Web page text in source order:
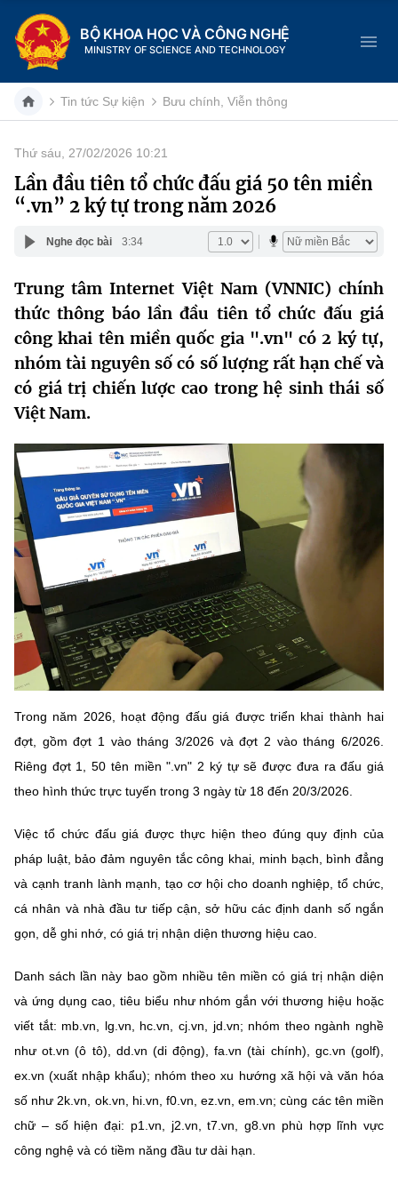
BỘ KHOA HỌC VÀ CÔNG NGHỆ
MINISTRY OF SCIENCE AND TECHNOLOGY
Danh mục
Trang chủ
Giới thiệu
Chức năng nhiệm vụ
Cơ cấu tổ chức
Lịch sử phát triển
Sở Khoa học và Công nghệ
Tin tức sự kiện
Khoa học và Công nghệ
Đổi mới sáng tạo
Chuyển đổi số
Bưu chính, Viễn thông
Sở hữu trí tuệ
Tiêu chuẩn, đo lường, chất lượng
Năng lượng nguyên tử
Tin tổng hợp
Tin địa phương
Dịch vụ công
Hệ thống văn bản
Văn bản QPPL
Văn bản chỉ đạo điều hành
Lấy ý kiến người dân về dự thảo VBQPPL
MST IOFFICE
THỐNG KÊ
Khoa học và Công nghệ
Đổi mới sáng tạo
Chuyển đổi số
Bưu chính, Viễn thông
Sở hữu trí tuệ
Tiêu chuẩn, đo lường, chất lượng
Năng lượng nguyên tử
Multimedia
THƯ ĐIỆN TỬ
Khác
Videos
Infographic
Ảnh
Voice
Nhiệm vụ trọng tâm
Vietnamese English
BỘ KHOA HỌC VÀ CÔNG NGHỆ
Điều khoản sử dụng Theo dõi MST: Góp ý
Cơ quan chủ quản: Bộ Khoa học và Công nghệ (MST)
Chịu trách nhiệm nội dung: Nguyễn Thị Hải Hằng
Giám đốc Trung tâm Truyền thông Khoa học và Công nghệ.
Liên hệ
Địa chỉ: Ban Biên tập Cổng TTĐT - 18 Nguyễn Du, TP. Hà Nội
Email:stc@mst.gov.vn
Tin tức Sự kiện Bưu chính, Viễn thông
Thứ sáu, 27/02/2026 10:21
Lần đầu tiên tổ chức đấu giá 50 tên miền
“.vn” 2 ký tự trong năm 2026
Nghe đọc bài 3:34
Trung tâm Internet Việt Nam (VNNIC) chính
thức thông báo lần đầu tiên tổ chức đấu giá
công khai tên miền quốc gia ".vn" có 2 ký tự,
nhóm tài nguyên số có số lượng rất hạn chế và
có giá trị chiến lược cao trong hệ sinh thái số
Việt Nam.
Trong năm 2026, hoạt động đấu giá được triển khai thành hai
đợt, gồm đợt 1 vào tháng 3/2026 và đợt 2 vào tháng 6/2026.
Riêng đợt 1, 50 tên miền ".vn" 2 ký tự sẽ được đưa ra đấu giá
theo hình thức trực tuyến trong 3 ngày từ 18 đến 20/3/2026.
Việc tổ chức đấu giá được thực hiện theo đúng quy định của
pháp luật, bảo đảm nguyên tắc công khai, minh bạch, bình đẳng
và cạnh tranh lành mạnh, tạo cơ hội cho doanh nghiệp, tổ chức,
cá nhân và nhà đầu tư tiếp cận, sở hữu các định danh số ngắn
gọn, dễ ghi nhớ, có giá trị nhận diện thương hiệu cao.
Danh sách lần này bao gồm nhiều tên miền có giá trị nhận diện
và ứng dụng cao, tiêu biểu như nhóm gắn với thương hiệu hoặc
viết tắt: mb.vn, lg.vn, hc.vn, cj.vn, jd.vn; nhóm theo ngành nghề
như ot.vn (ô tô), dd.vn (di động), fa.vn (tài chính), gc.vn (golf),
ex.vn (xuất nhập khẩu); nhóm theo xu hướng xã hội và văn hóa
số như 2k.vn, ok.vn, hi.vn, f0.vn, ez.vn, em.vn; cùng các tên miền
chữ – số hiện đại: p1.vn, j2.vn, t7.vn, g8.vn phù hợp lĩnh vực
công nghệ và có tiềm năng đầu tư dài hạn.